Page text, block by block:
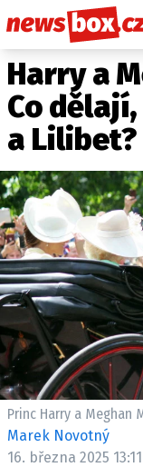
DOMÁCÍ
ZAHRANIČÍ
POČASÍ
KRIMI
EKONOMIKA
KULTURA
SPOLEČNOST
SPORT
Máte
Harry a
Co
a Lilibet?
Princ Harry a
Marek Novotný
16. března 2025 13:11